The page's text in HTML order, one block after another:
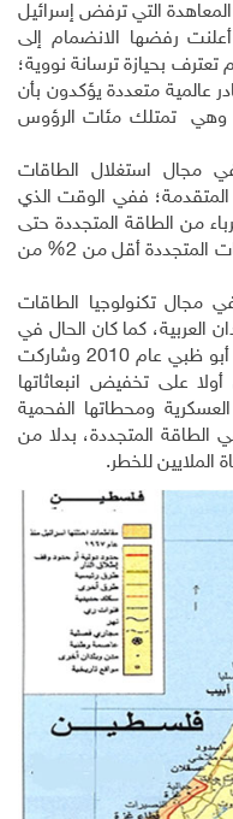
المعاهدة التي ترفض إسرائيل
أعلنت رفضها الانضمام إلى
بحيازة ترسانة نووية؛
عالمية متعددة يؤكدون بأن
وهي تمتلك مئات الرؤوس
مجال استغلال الطاقات
المتقدمة؛ ففي الوقت الذي
5% من الكهرباء من الطاقة المتجددة حتى
عام 2013؛ فإنها لا تزال تولد من الطاقات المتجددة أقل من 2% من
مجال تكنولوجيا الطاقات
العربية، كما كان الحال في
مؤتمر الطاقة المتجددة الذي انعقد في أبو ظبي عام 2010 وشاركت
على تخفيض انبعاثاتها
ومحطاتها الفحمية
الطاقة المتجددة، بدلا من
للخطر.